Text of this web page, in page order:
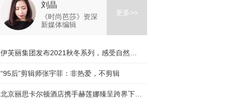
刘晶
《时尚芭莎》资深
新媒体编辑
更多>>
“95后”剪辑师张宇菲：非热爱，不剪辑